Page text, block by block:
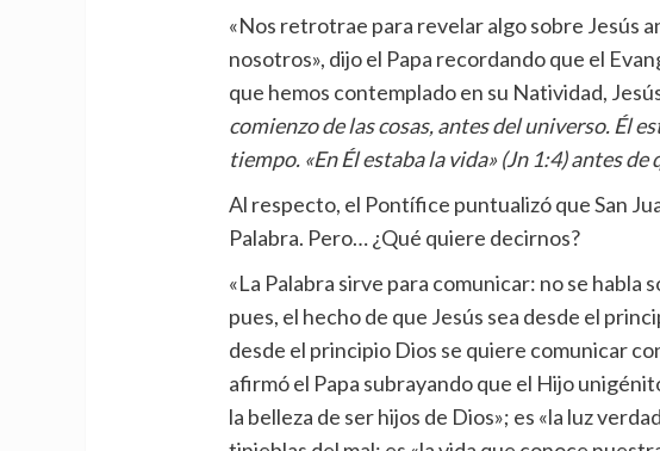
«Nos retrotrae para revelar algo sobre Jesús
nosotros», dijo el Papa recordando que el
que hemos contemplado en su Natividad,
comienzo de las cosas, antes del universo. Él
tiempo. «En Él estaba la vida» (Jn 1:4) antes de
Al respecto, el Pontífice puntualizó que San
Palabra. Pero… ¿Qué quiere decirnos?
«La Palabra sirve para comunicar: no se habla
pues, el hecho de que Jesús sea desde el
desde el principio Dios se quiere comunicar
afirmó el Papa subrayando que el Hijo
la belleza de ser hijos de Dios»; es «la luz